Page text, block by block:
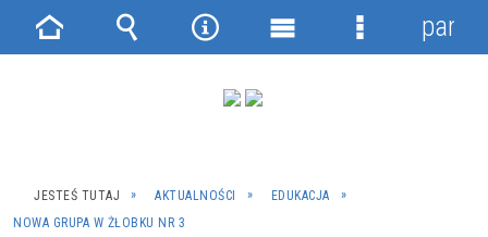
JESTEŚ TUTAJ AKTUALNOŚCI
EDUKACJA
NOWA GRUPA W ŻŁOBKU NR 3
Strona Wyszukiwarka
NarzędziaMenu
Menu
panel